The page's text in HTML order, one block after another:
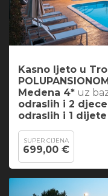
Kasno ljeto u
Medena 4* uz
odraslih i 2 djece
odraslih i 1 dijete
SUPER CIJENA
699,00 €